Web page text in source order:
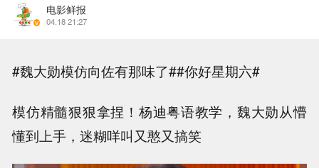
电影鲜报
04.18 21:27
#魏大勋模仿向佐有那味了##你好星期六#
模仿精髓狠狠拿捏！杨迪粤语教学，魏大勋从懵
懂到上手，迷糊咩叫又憨又搞笑